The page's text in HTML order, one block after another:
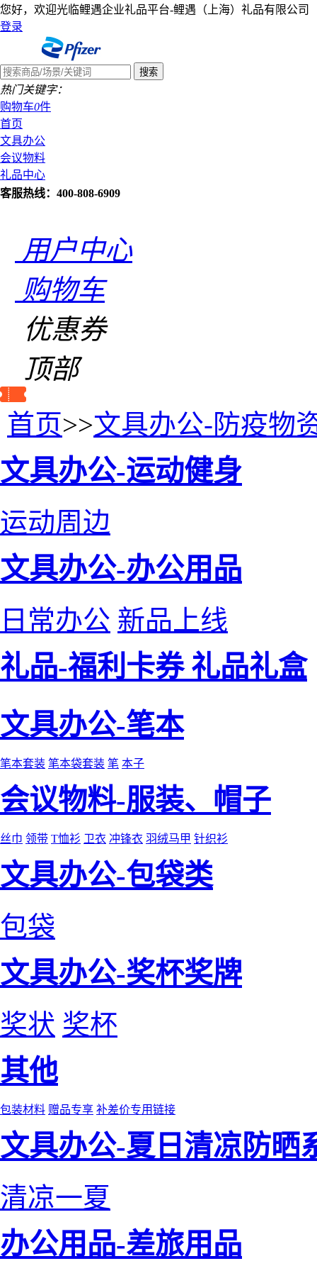
您好，欢迎光临鲤遇企业礼品平台-鲤遇（上海）礼品有限公司
登录
热门关键字：
购物车0件
首页
文具办公
会议物料
礼品中心
客服热线：400-808-6909
用户中心
购物车
优惠券
顶部
首页>>文具办公-防疫物
文具办公-运动健身
运动周边
文具办公-办公用品
日常办公 新品上线
礼品-福利卡券 礼品礼盒
文具办公-笔本
笔本套装 笔本袋套装 笔 本子
会议物料-服装、帽子
丝巾 领带 T恤衫 卫衣 冲锋衣 羽绒马甲 针织衫
文具办公-包袋类
包袋
文具办公-奖杯奖牌
奖状 奖杯
其他
包装材料 赠品专享 补差价专用链接
文具办公-夏日清凉防晒
清凉一夏
办公用品-差旅用品